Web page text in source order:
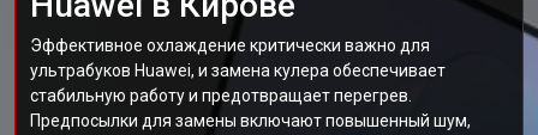
Эффективное охлаждение критически важно для
ультрабуков Huawei, и замена кулера обеспечивает
стабильную работу и предотвращает перегрев.
Предпосылки для замены включают повышенный шум,